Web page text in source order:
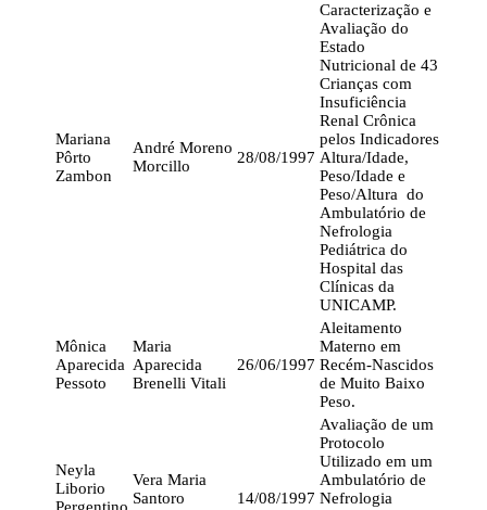
Mariana
Pôrto
Zambon
André Moreno
Morcillo
28/08/1997
Caracterização e
Avaliação do
Estado
Nutricional de 43
Crianças com
Insuficiência
Renal Crônica
pelos Indicadores
Altura/Idade,
Peso/Idade e
Peso/Altura do
Ambulatório de
Nefrologia
Pediátrica do
Hospital das
Clínicas da
UNICAMP.
Mônica
Aparecida
Pessoto
Maria
Aparecida
Brenelli Vitali
26/06/1997
Aleitamento
Materno em
Recém-Nascidos
de Muito Baixo
Peso.
Neyla
Liborio
Vera Maria
Santoro
14/08/1997
Avaliação de um
Protocolo
Utilizado em um
Ambulatório de
Nefrologia